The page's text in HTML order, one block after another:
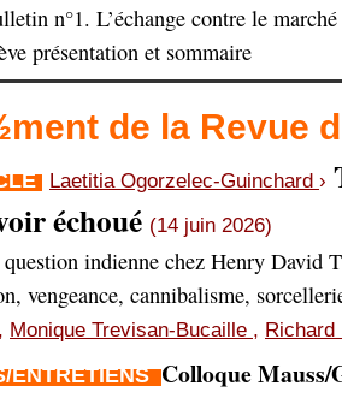
n°1. L’échange contre le marché
présentation et sommaire
de la Revue
Laetitia Ogorzelec-Guinchard ›
échoué (14 juin 2026)
indienne chez Henry David
vengeance, cannibalisme,
, Monique Trevisan-Bucaille ,
ENTRETIENS Colloque